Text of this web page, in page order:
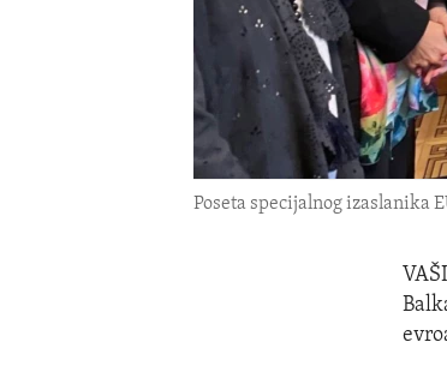
Poseta specijalnog izaslanika